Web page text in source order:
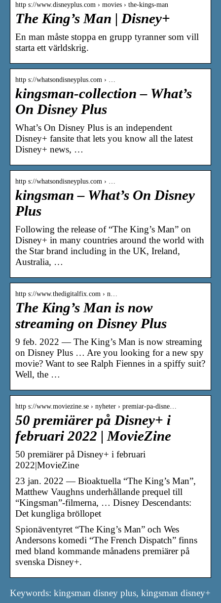
http s://www.disneyplus.com › movies › the-kings-man
The King’s Man | Disney+
En man måste stoppa en grupp tyranner som vill
starta ett världskrig.
http s://whatsondisneyplus.com › …
kingsman-collection – What’s
On Disney Plus
What’s On Disney Plus is an independent
Disney+ fansite that lets you know all the latest
Disney+ news, …
http s://whatsondisneyplus.com › …
kingsman – What’s On Disney
Plus
Following the release of “The King’s Man” on
Disney+ in many countries around the world with
the Star brand including in the UK, Ireland,
Australia, …
http s://www.thedigitalfix.com › n…
The King’s Man is now
streaming on Disney Plus
9 feb. 2022 — The King’s Man is now streaming
on Disney Plus … Are you looking for a new spy
movie? Want to see Ralph Fiennes in a spiffy suit?
Well, the …
http s://www.moviezine.se › nyheter › premiar-pa-disne…
50 premiärer på Disney+ i
februari 2022 | MovieZine
50 premiärer på Disney+ i februari
2022|MovieZine
23 jan. 2022 — Bioaktuella “The King’s Man”,
Matthew Vaughns underhållande prequel till
“Kingsman”-filmerna, … Disney Descendants:
Det kungliga bröllopet
Spionäventyret “The King’s Man” och Wes
Andersons komedi “The French Dispatch” finns
med bland kommande månadens premiärer på
svenska Disney+.
Keywords: kingsman disney plus, kingsman disney+